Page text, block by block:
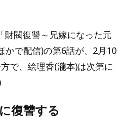
財閥復讐～兄嫁になった元
で配信)の第6話が、2月10
で、絵理香(瀧本)は次第に
復讐する